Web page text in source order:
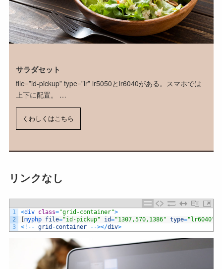
サラダセット
file=”id-pickup” type=”lr” lr5050とlr6040がある。スマホでは
上下に配置。 …
くわしくはこちら
リンクなし
1
2
3
<div class="grid-container">
[myphp file="id-pickup" id="1307,570,1386" type="lr6040"
<! -- grid -container --></div>